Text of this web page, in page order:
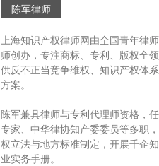
陈军律师
上海知识产权律师网由全国青年律
师创办，专注商标、专利、版权全
供反不正当竞争维权、知识产权体
方案。
陈军兼具律师与专利代理师资格，
专家、中华律协知产委委员等多职
权立法与地方标准制定，开展千企
业实务手册。